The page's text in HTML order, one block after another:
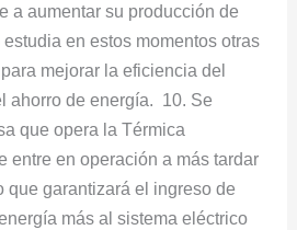
a aumentar su producción de
en estos momentos otras
mejorar la eficiencia del
ahorro de energía. 10. Se
que opera la Térmica
entre en operación a más tardar
que garantizará el ingreso de
más al sistema eléctrico